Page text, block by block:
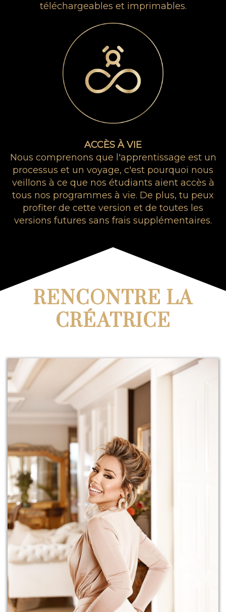
téléchargeables et imprimables.
ACCÈS À VIE
Nous comprenons que l'apprentissage est un
processus et un voyage, c'est pourquoi nous
veillons à ce que nos étudiants aient accès à
tous nos programmes à vie. De plus, tu peux
profiter de cette version et de toutes les
versions futures sans frais supplémentaires.
RENCONTRE LA
CRÉATRICE